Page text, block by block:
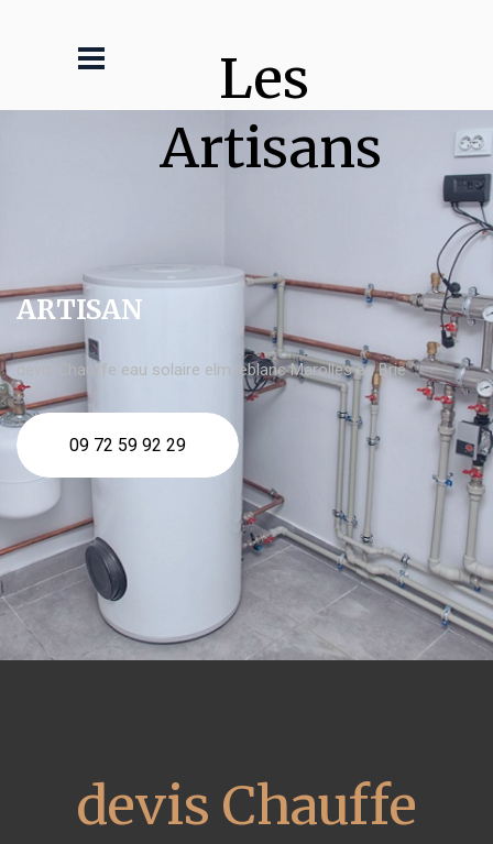
Les
Artisans
ARTISAN
devis Chauffe eau solaire elm leblanc Marolles en Brie
09 72 59 92 29
devis Chauffe